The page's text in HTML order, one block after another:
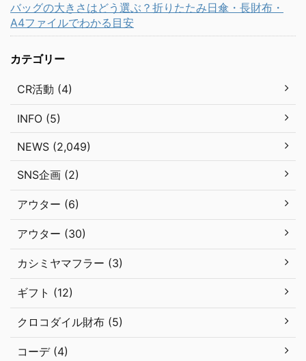
バッグの大きさはどう選ぶ？折りたたみ日傘・長財布・
A4ファイルでわかる目安
カテゴリー
CR活動 (4)
INFO (5)
NEWS (2,049)
SNS企画 (2)
アウター (6)
アウター (30)
カシミヤマフラー (3)
ギフト (12)
クロコダイル財布 (5)
コーデ (4)